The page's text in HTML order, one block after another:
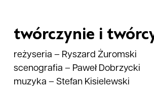
twórczynie i
reżyseria – Ryszard Żuromski
scenografia – Paweł Dobrzycki
muzyka – Stefan Kisielewski